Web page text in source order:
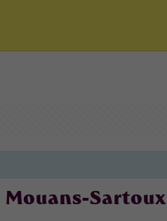
Sartoux